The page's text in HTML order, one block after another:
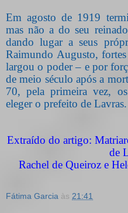
Em agosto de 1919
mas não a do seu
dando lugar a seus
Raimundo Augusto,
largou o poder – e por
de meio século após a
70, pela primeira vez,
eleger o prefeito de Lavras.
Extraído do artigo:
de
Rachel de Queiroz e
Fátima Garcia às 21:41